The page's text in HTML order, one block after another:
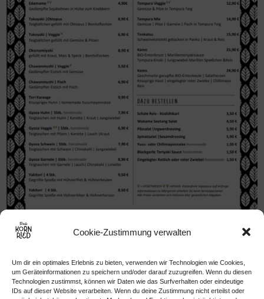
Cookie-Zustimmung verwalten
Um dir ein optimales Erlebnis zu bieten, verwenden wir Technologien wie Cookies,
um Geräteinformationen zu speichern und/oder darauf zuzugreifen. Wenn du diesen
Technologien zustimmst, können wir Daten wie das Surfverhalten oder eindeutige
IDs auf dieser Website verarbeiten. Wenn du deine Zustimmung nicht erteilst oder
Speisekarte S.2 herunterladen